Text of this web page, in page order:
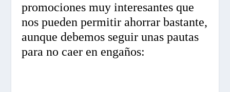
promociones muy interesantes que
nos pueden permitir ahorrar bastante,
aunque debemos seguir unas pautas
para no caer en engaños: